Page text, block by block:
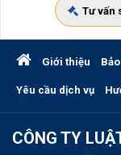
Tư vấn
Giới thiệu
Yêu cầu dịch vụ
CÔNG TY